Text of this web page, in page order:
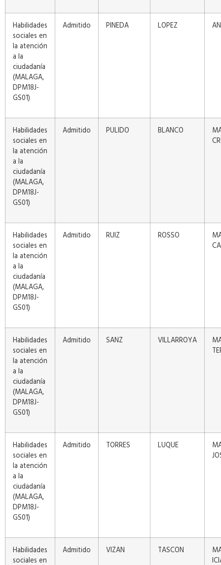
Habilidades
sociales en
la atención
a la
ciudadanía
(MALAGA,
DPM18J-
GS01)
Admitido PINEDA LOPEZ
Habilidades
sociales en
la atención
a la
ciudadanía
(MALAGA,
DPM18J-
GS01)
Admitido PULIDO BLANCO
Habilidades
sociales en
la atención
a la
ciudadanía
(MALAGA,
DPM18J-
GS01)
Admitido RUIZ ROSSO
Habilidades
sociales en
la atención
a la
ciudadanía
(MALAGA,
DPM18J-
GS01)
Admitido SANZ VILLARROYA
Habilidades
sociales en
la atención
a la
ciudadanía
(MALAGA,
DPM18J-
GS01)
Admitido TORRES LUQUE
Habilidades
sociales en
Admitido VIZAN TASCON